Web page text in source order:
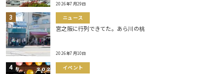
2026年7月29日
ニュース
宮之阪に行列できてた。あら川の桃
2026年7月10日
イベント